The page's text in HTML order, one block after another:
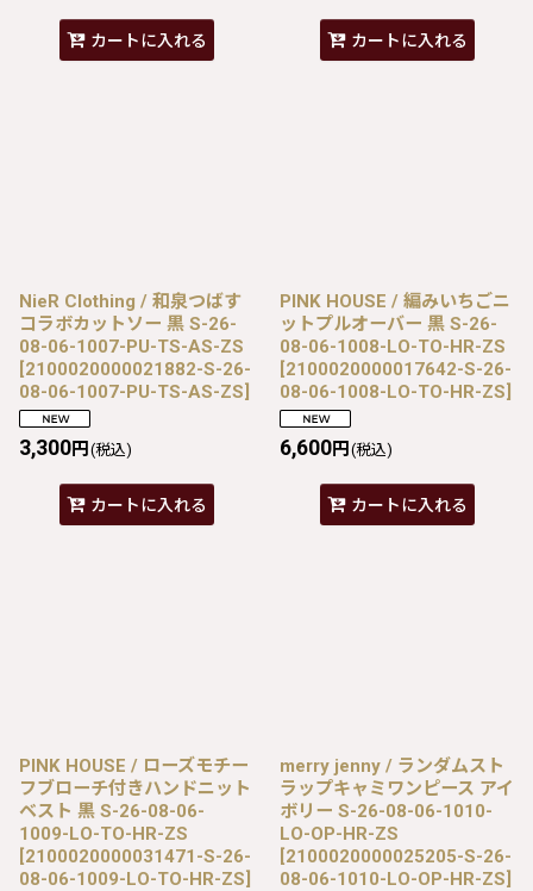
カートに入れる カートに入れる
NieR Clothing / 和泉つばす
コラボカットソー 黒 S-26-
08-06-1007-PU-TS-AS-ZS
[2100020000021882-S-26-
08-06-1007-PU-TS-AS-ZS]
3,300円 (税込)
カートに入れる
PINK HOUSE / 編みいちごニ
ットプルオーバー 黒 S-26-
08-06-1008-LO-TO-HR-ZS
[2100020000017642-S-26-
08-06-1008-LO-TO-HR-ZS]
6,600円 (税込)
カートに入れる
PINK HOUSE / ローズモチー
フブローチ付きハンドニット
ベスト 黒 S-26-08-06-
1009-LO-TO-HR-ZS
[2100020000031471-S-26-
08-06-1009-LO-TO-HR-ZS]
merry jenny / ランダムスト
ラップキャミワンピース アイ
ボリー S-26-08-06-1010-
LO-OP-HR-ZS
[2100020000025205-S-26-
08-06-1010-LO-OP-HR-ZS]